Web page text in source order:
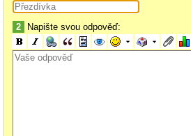
2 Napište svou odpověď: